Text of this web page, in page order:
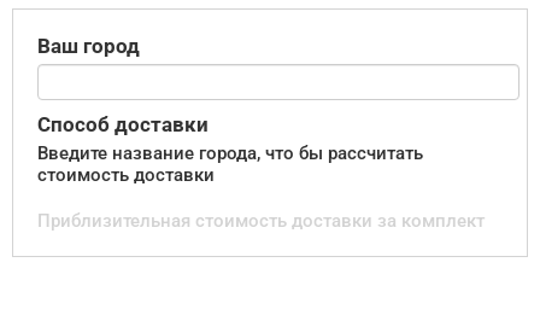
Ваш город
Способ доставки
Введите название города, что бы рассчитать
стоимость доставки
Приблизительная стоимость доставки за комплект